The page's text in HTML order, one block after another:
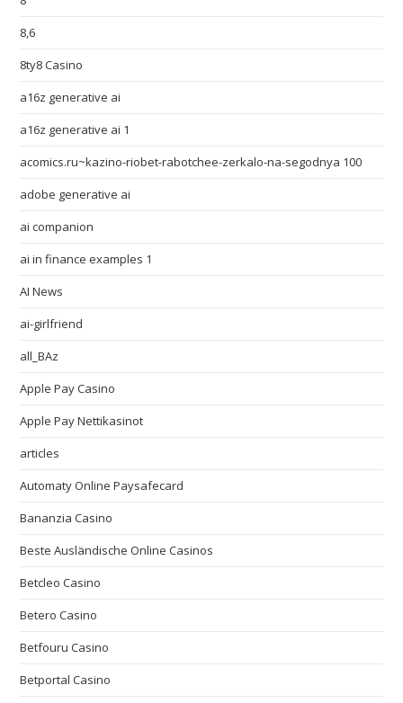
8,6
8ty8 Casino
a16z generative ai
a16z generative ai 1
acomics.ru~kazino-riobet-rabotchee-zerkalo-na-segodnya 100
adobe generative ai
ai companion
ai in finance examples 1
AI News
ai-girlfriend
all_BAz
Apple Pay Casino
Apple Pay Nettikasinot
articles
Automaty Online Paysafecard
Bananzia Casino
Beste Ausländische Online Casinos
Betcleo Casino
Betero Casino
Betfouru Casino
Betportal Casino